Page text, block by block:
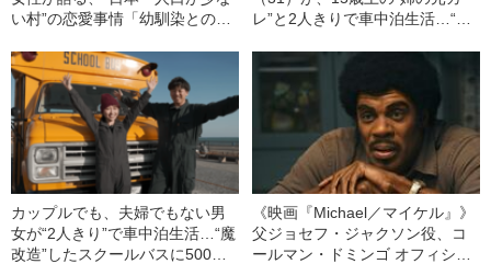
い村”の恋愛事情「幼馴染との結
レ”と2人きりで車中泊生活…“魔
プルが語る、車中泊を始めた経
カップルでも、夫婦でもない男
女が“2人きり”で車中泊生活…“魔
改造”したスクールバスに500日
《映画『Michael／マイケル』》
父ジョセフ・ジャクソン役、コ
ールマン・ドミンゴ オフィシャ